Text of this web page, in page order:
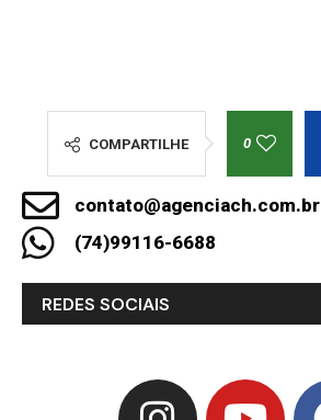
COMPARTILHE 0
contato@agenciach.com.br
(74)99116-6688
REDES SOCIAIS